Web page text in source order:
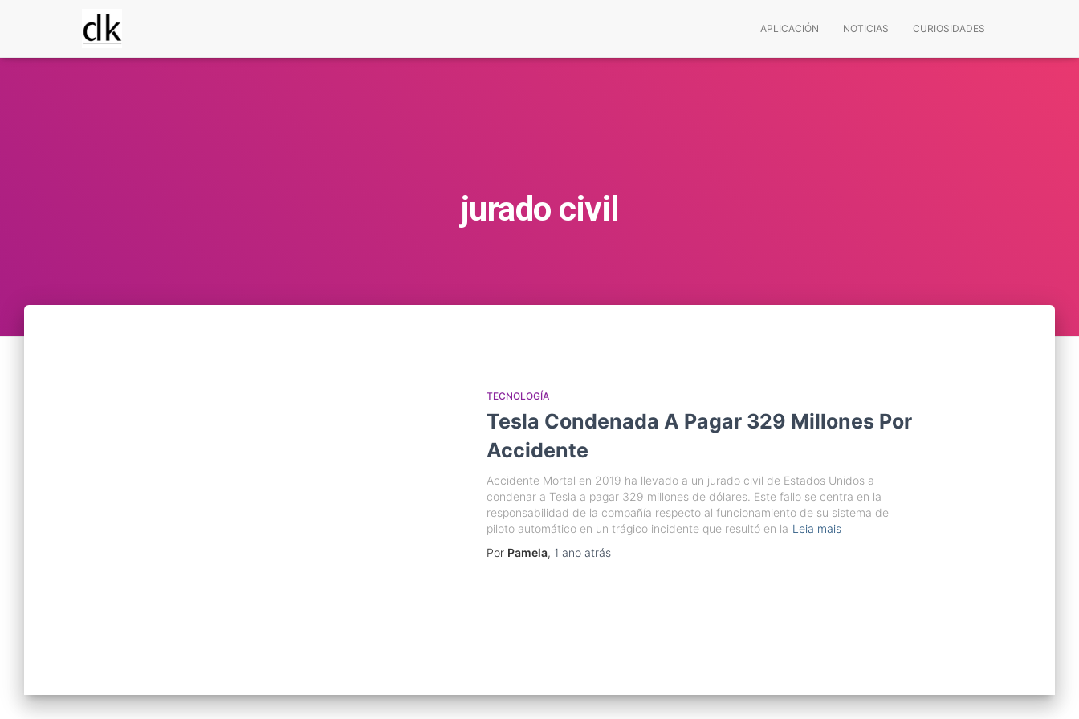
APLICACIÓN NOTICIAS CURIOSIDADES
jurado civil
TECNOLOGÍA
Tesla Condenada A Pagar 329 Millones Por
Accidente
Accidente Mortal en 2019 ha llevado a un jurado civil de Estados Unidos a
condenar a Tesla a pagar 329 millones de dólares. Este fallo se centra en la
responsabilidad de la compañía respecto al funcionamiento de su sistema de
piloto automático en un trágico incidente que resultó en la Leia mais
Por Pamela, 1 anoatrás